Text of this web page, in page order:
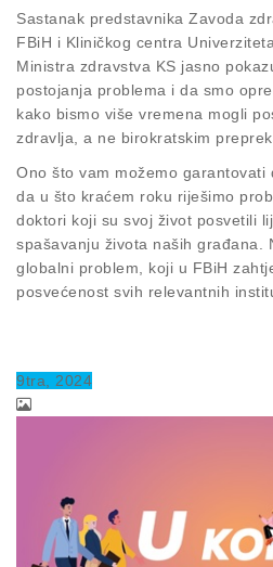
Sastanak predstavnika Zavoda
FBiH i Kliničkog centra
Ministra zdravstva KS jasno
postojanja problema i da smo
kako bismo više vremena mogli
zdravlja, a ne birokratskim
Ono što vam možemo garantovati
da u što kraćem roku riješimo
doktori koji su svoj život posvetili
spašavanju života naših građana.
globalni problem, koji u FBiH
posvećenost svih relevantnih
9tra, 2024